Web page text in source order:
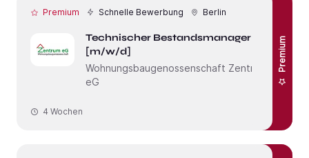
Premium Schnelle Bewerbung Berlin
Technischer Bestandsmanager
[m/w/d]
Wohnungsbaugenossenschaft Zentrum
eG
Premium
4 Wochen